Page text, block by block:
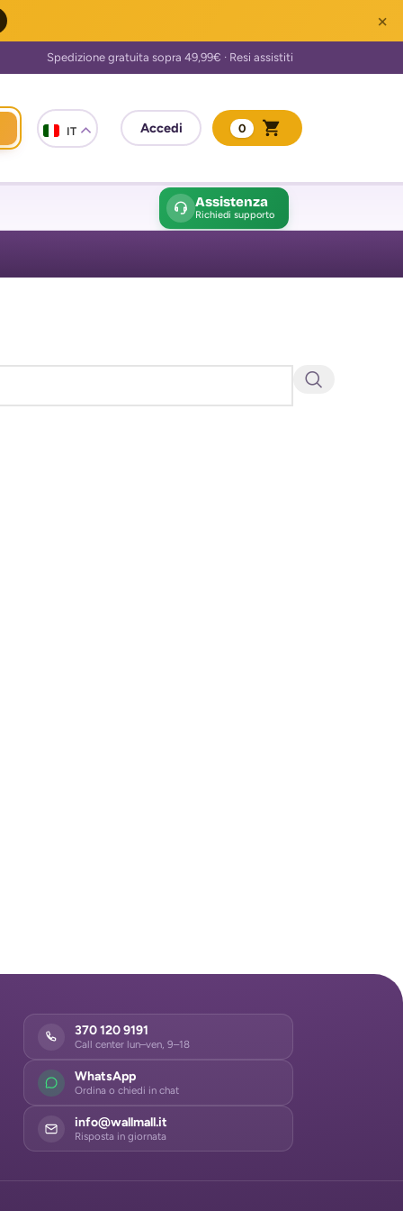
×
IT 0
Assistenza
Richiedi supporto
370 120 9191
Call center lun–ven, 9–18
WhatsApp
Ordina o chiedi in chat
info@wallmall.it
Risposta in giornata